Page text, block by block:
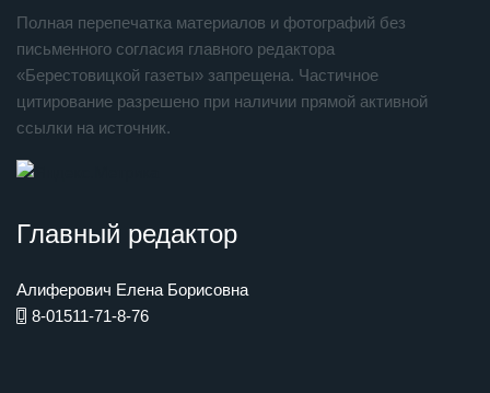
Полная перепечатка материалов и фотографий без
письменного согласия главного редактора
«Берестовицкой газеты» запрещена. Частичное
цитирование разрешено при наличии прямой активной
ссылки на источник.
Главный редактор
Алиферович Елена Борисовна
8-01511-71-8-76